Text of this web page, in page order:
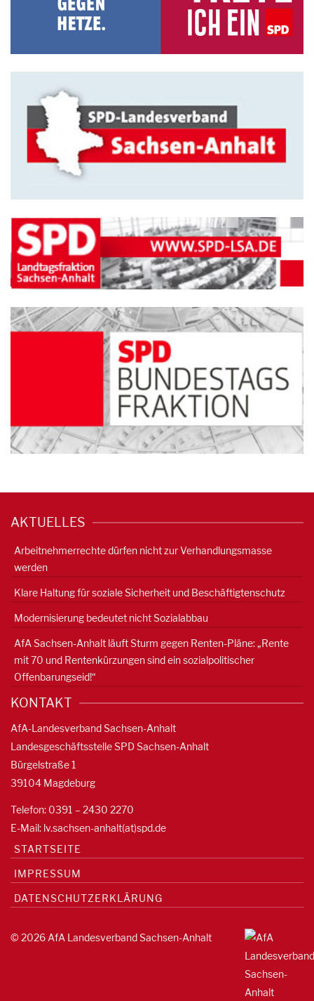
AKTUELLES
Arbeitnehmerrechte dürfen nicht zur Verhandlungsmasse
werden
Klare Haltung für soziale Sicherheit und Beschäftigtenschutz
Modernisierung bedeutet nicht Sozialabbau
AfA Sachsen-Anhalt läuft Sturm gegen Renten-Pläne: „Rente
mit 70 und Rentenkürzungen sind ein sozialpolitischer
Offenbarungseid!“
KONTAKT
AfA-Landesverband Sachsen-Anhalt
Landesgeschäftsstelle SPD Sachsen-Anhalt
Bürgelstraße 1
39104 Magdeburg
Telefon: 0391 – 2430 2270
E-Mail: lv.sachsen-anhalt(at)spd.de
STARTSEITE
IMPRESSUM
DATENSCHUTZERKLÄRUNG
© 2026 AfA Landesverband Sachsen-Anhalt